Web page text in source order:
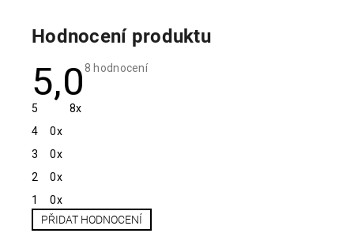
Hodnocení produktu
5,0Průměrné
8 hodnocení
5
8x
4
0x
3
0x
2
0x
1
0x
PŘIDAT HODNOCENÍ